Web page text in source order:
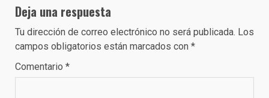
Deja una respuesta
Tu dirección de correo electrónico no será publicada. Los
campos obligatorios están marcados con *
Comentario *